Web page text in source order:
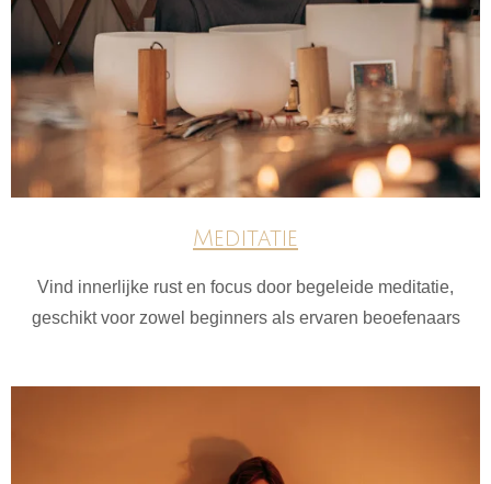
Meditatie
Vind innerlijke rust en focus door begeleide meditatie,
geschikt voor zowel beginners als ervaren beoefenaars